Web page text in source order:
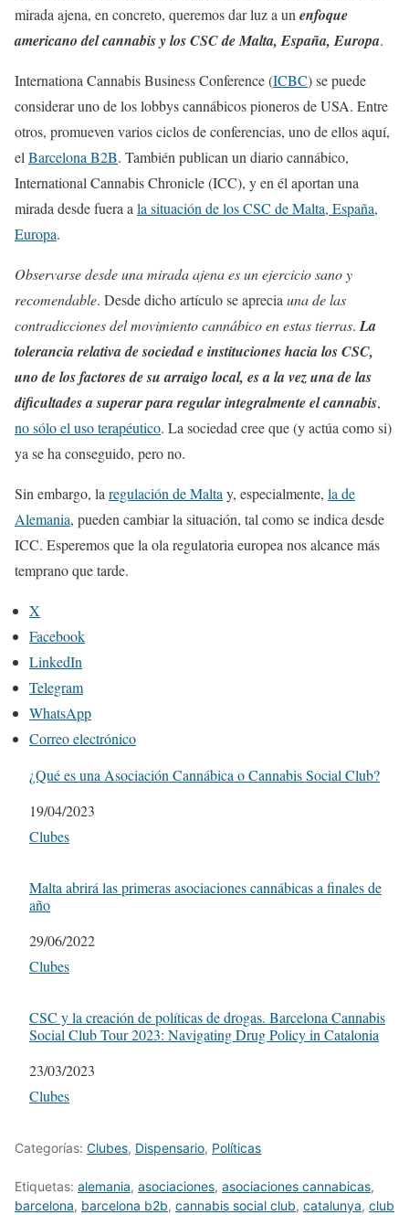
mirada ajena, en concreto, queremos dar luz a un enfoque
americano del cannabis y los CSC de Malta, España, Europa.
Internationa Cannabis Business Conference (ICBC) se puede
considerar uno de los lobbys cannábicos pioneros de USA. Entre
otros, promueven varios ciclos de conferencias, uno de ellos aquí,
el Barcelona B2B. También publican un diario cannábico,
International Cannabis Chronicle (ICC), y en él aportan una
mirada desde fuera a la situación de los CSC de Malta, España,
Europa.
Observarse desde una mirada ajena es un ejercicio sano y
recomendable. Desde dicho artículo se aprecia una de las
contradicciones del movimiento cannábico en estas tierras. La
tolerancia relativa de sociedad e instituciones hacia los CSC,
uno de los factores de su arraigo local, es a la vez una de las
dificultades a superar para regular integralmente el cannabis,
no sólo el uso terapéutico. La sociedad cree que (y actúa como si)
ya se ha conseguido, pero no.
Sin embargo, la regulación de Malta y, especialmente, la de
Alemania, pueden cambiar la situación, tal como se indica desde
ICC. Esperemos que la ola regulatoria europea nos alcance más
temprano que tarde.
X
Facebook
LinkedIn
Telegram
WhatsApp
Correo electrónico
¿Qué es una Asociación Cannábica o Cannabis Social Club?
Fecha
19/04/2023
Respecto a
Clubes
Malta abrirá las primeras asociaciones cannábicas a finales de
año
Fecha
29/06/2022
Respecto a
Clubes
CSC y la creación de políticas de drogas. Barcelona Cannabis
Social Club Tour 2023: Navigating Drug Policy in Catalonia
Fecha
23/03/2023
Respecto a
Clubes
Categorías: Clubes, Dispensario, Políticas
Etiquetas: alemania, asociaciones, asociaciones cannabicas,
barcelona, barcelona b2b, cannabis social club, catalunya, club